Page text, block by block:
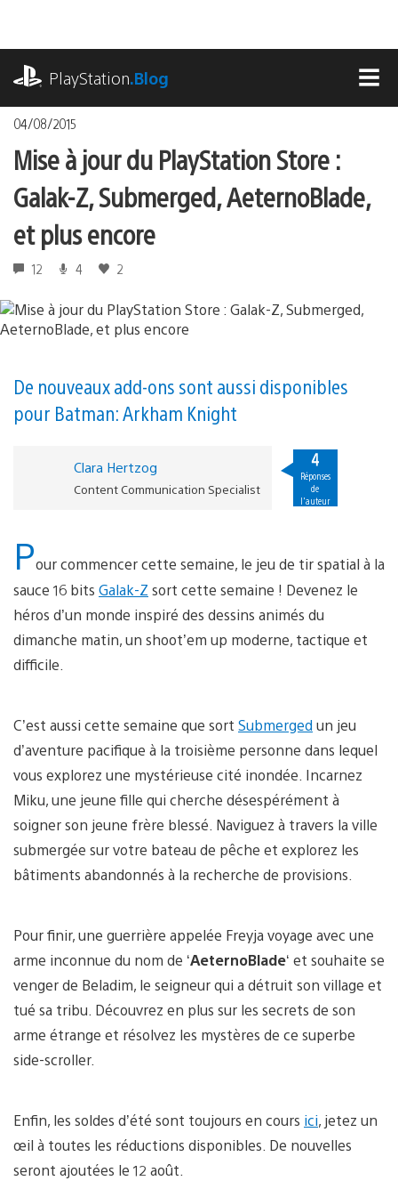
contenu
PlayStation.Blog
04/08/2015
Mise à jour du PlayStation Store :
Galak-Z, Submerged, AeternoBlade,
et plus encore
12 4 2
De nouveaux add-ons sont aussi disponibles
pour Batman: Arkham Knight
Clara Hertzog
Content Communication Specialist
4
Réponses
de
l'auteur
Pour commencer cette semaine, le jeu de tir spatial à la
sauce 16 bits Galak-Z sort cette semaine ! Devenez le
héros d’un monde inspiré des dessins animés du
dimanche matin, un shoot’em up moderne, tactique et
difficile.
C’est aussi cette semaine que sort Submerged un jeu
d’aventure pacifique à la troisième personne dans lequel
vous explorez une mystérieuse cité inondée. Incarnez
Miku, une jeune fille qui cherche désespérément à
soigner son jeune frère blessé. Naviguez à travers la ville
submergée sur votre bateau de pêche et explorez les
bâtiments abandonnés à la recherche de provisions.
Pour finir, une guerrière appelée Freyja voyage avec une
arme inconnue du nom de ‘AeternoBlade‘ et souhaite se
venger de Beladim, le seigneur qui a détruit son village et
tué sa tribu. Découvrez en plus sur les secrets de son
arme étrange et résolvez les mystères de ce superbe
side-scroller.
Enfin, les soldes d’été sont toujours en cours ici, jetez un
œil à toutes les réductions disponibles. De nouvelles
seront ajoutées le 12 août.